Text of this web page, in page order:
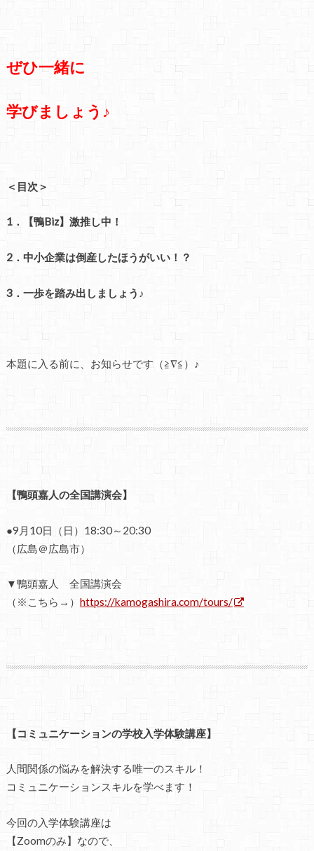
ぜひ一緒に
学びましょう♪
＜目次＞
1．【鴨Biz】激推し中！
2．中小企業は倒産したほうがいい！？
3．一歩を踏み出しましょう♪
本題に入る前に、お知らせです（≧∇≦）♪
【鴨頭嘉人の全国講演会】
●9月10日（日）18:30～20:30
（広島＠広島市）
▼鴨頭嘉人 全国講演会
（※こちら→） https://kamogashira.com/tours/
【コミュニケーションの学校入学体験講座】
人間関係の悩みを解決する唯一のスキル！
コミュニケーションスキルを学べます！
今回の入学体験講座は
【Zoomのみ】なので、